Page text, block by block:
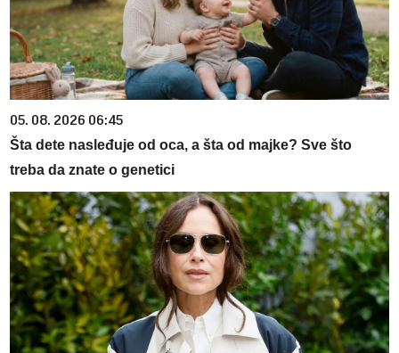
05. 08. 2026 06:45
Šta dete nasleđuje od oca, a šta od majke? Sve što
treba da znate o genetici